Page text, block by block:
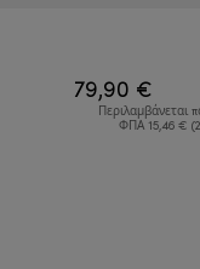
79,90 €
Περιλαμβάνεται
ΦΠΑ 15,46 €